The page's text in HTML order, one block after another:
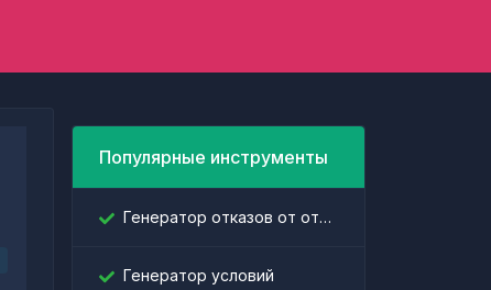
Популярные инструменты
Генератор отказов от ответственности
Генератор условий